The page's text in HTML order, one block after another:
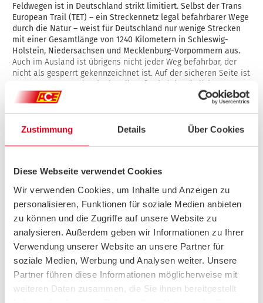
Zustimmung Details Über Cookies
Diese Webseite verwendet Cookies
Wir verwenden Cookies, um Inhalte und Anzeigen zu
personalisieren, Funktionen für soziale Medien anbieten
zu können und die Zugriffe auf unsere Website zu
analysieren. Außerdem geben wir Informationen zu Ihrer
Verwendung unserer Website an unsere Partner für
soziale Medien, Werbung und Analysen weiter. Unsere
Partner führen diese Informationen möglicherweise mit
weiteren Daten zusammen, die Sie ihnen bereitgestellt
Feldwegen ist in Deutschland strikt limitiert. Selbst der Trans
European Trail (TET) – ein Streckennetz legal befahrbarer Wege
durch die Natur – weist für Deutschland nur wenige Strecken
mit einer Gesamtlänge von 1240 Kilometern in Schleswig-
Holstein, Niedersachsen und Mecklenburg-Vorpommern aus.
Auch im Ausland ist übrigens nicht jeder Weg befahrbar, der
nicht als gesperrt gekennzeichnet ist. Auf der sicheren Seite ist
man, wenn man zeitnah aktuelle Infos bei den örtlichen
Behörden einholt.